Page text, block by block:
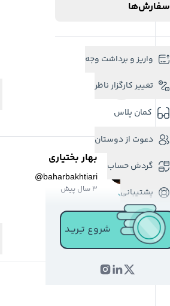
سفارش‌ها
واریز و برداشت وجه
تغییر کارگزار ناظر
کمان پلاس
دعوت از دوستان
گردش حساب
پشتیبانی
شروع تـِـریـد
بهار بختیاری
@baharbakhtiari
3 سال پیش